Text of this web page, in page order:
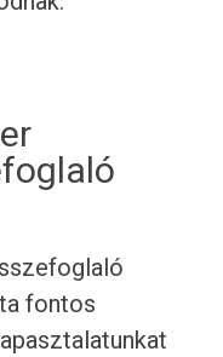
fontos